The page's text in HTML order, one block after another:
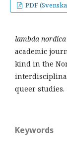
PDF
lambda nordica
academic
kind in the
queer studies.
Keywords